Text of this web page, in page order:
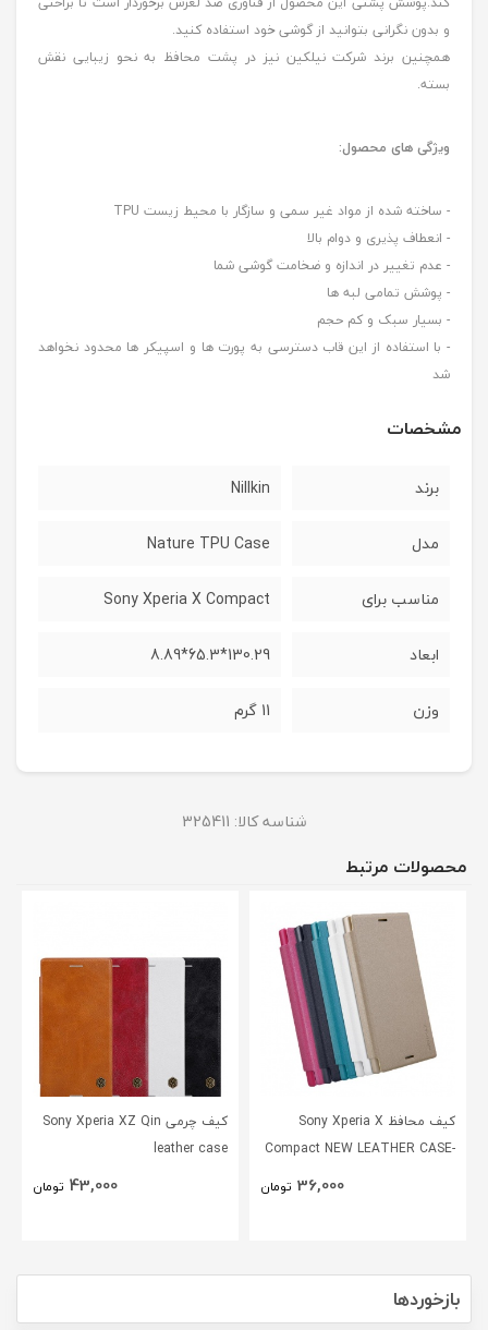
و بدون نگرانی بتوانید از گوشی خود استفاده کنید.
همچنین برند شرکت نیلکین نیز در پشت محافظ به نحو زیبایی نقش
بسته.
ویژگی های محصول:
- ساخته شده از مواد غیر سمی و سازگار با محیط زیست TPU
- انعطاف پذیری و دوام بالا
- عدم تغییر در اندازه و ضخامت گوشی شما
- پوشش تمامی لبه ها
- بسیار سبک و کم حجم
- با استفاده از این قاب دسترسی به پورت ها و اسپیکر ها محدود نخواهد
شد
مشخصات
برند Nillkin
مدل Nature TPU Case
مناسب برای Sony Xperia X Compact
ابعاد 130.29*65.3*8.89
وزن 11 گرم
شناسه کالا: 325411
محصولات مرتبط
کیف محافظ Sony Xperia X
Compact NEW LEATHER CASE-
36,000 تومان
کیف چرمی Sony Xperia XZ Qin
leather case
43,000 تومان
بازخوردها